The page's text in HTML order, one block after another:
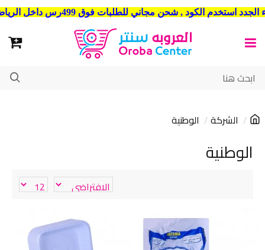
شحن مجاني للطلبات فوق 499رس داخل الرياض . وشحن الي جميع مدن المملكة العربية السعودية
الشركة الوطنية
الوطنية